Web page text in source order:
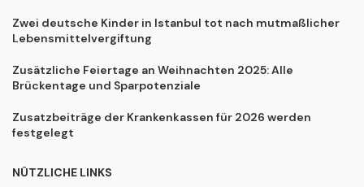
Zwei deutsche Kinder in Istanbul tot nach mutmaßlicher
Lebensmittelvergiftung
Zusätzliche Feiertage an Weihnachten 2025: Alle
Brückentage und Sparpotenziale
Zusatzbeiträge der Krankenkassen für 2026 werden
festgelegt
NÜTZLICHE LINKS